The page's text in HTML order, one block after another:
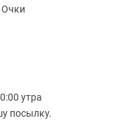
Очки
утра
посылку.